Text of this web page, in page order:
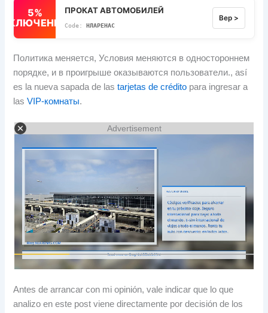
5%
ПРОКАТ АВТОМОБИЛЕЙ
НЛАРЕНАС
Вер >
Политика меняется, Условия меняются в одностороннем
порядке, и в проигрыше оказываются пользователи.,así
es la nueva sapada de las tarjetas de crédito para ingresar a
las VIP-комнаты.
Advertisement
Antes de arrancar con mi opinión,vale indicar que lo que
analizo en este post viene directamente por decisión de los